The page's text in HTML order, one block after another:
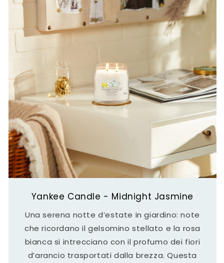
Yankee Candle - Midnight Jasmine
Una serena notte d’estate in giardino: note
che ricordano il gelsomino stellato e la rosa
bianca si intrecciano con il profumo dei fiori
d’arancio trasportati dalla brezza. Questa